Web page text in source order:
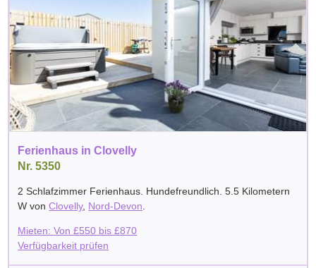
Ferienhaus in Clovelly
Nr. 5350
2 Schlafzimmer Ferienhaus. Hundefreundlich. 5.5 Kilometern
W vonClovelly, Nord-Devon.
Mieten: Von£550 bis£870
Verfügbarkeit prüfen